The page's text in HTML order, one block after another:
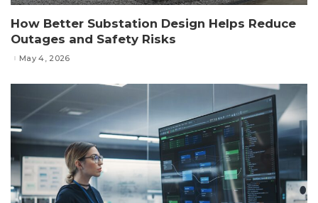
How Better Substation Design Helps Reduce
Outages and Safety Risks
May 4, 2026